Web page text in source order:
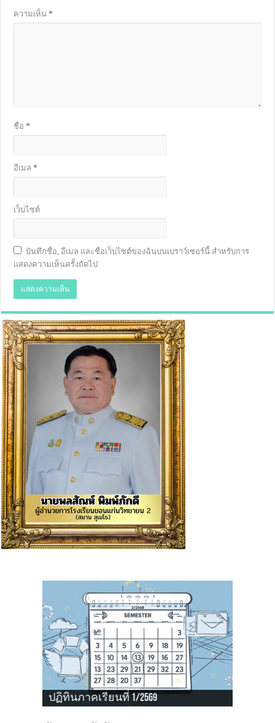
ความเห็น*
ชื่อ*
อีเมล*
เว็บไซต์
บันทึกชื่อ, อีเมล และชื่อเว็บไซต์ของฉันบนเบราว์เซอร์นี้ สำหรับการ
แสดงความเห็นครั้งถัดไป
ปฏิทินภาคเรียนที่ 1/2569